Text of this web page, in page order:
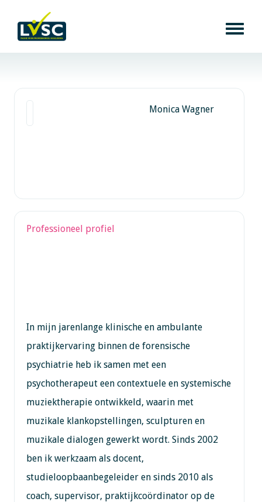
Monica Wagner
Professioneel profiel
In mijn jarenlange klinische en ambulante
praktijkervaring binnen de forensische
psychiatrie heb ik samen met een
psychotherapeut een contextuele en systemische
muziektherapie ontwikkeld, waarin met
muzikale klankopstellingen, sculpturen en
muzikale dialogen gewerkt wordt. Sinds 2002
ben ik werkzaam als docent,
studieloopbaanbegeleider en sinds 2010 als
coach, supervisor, praktijkcoördinator op de